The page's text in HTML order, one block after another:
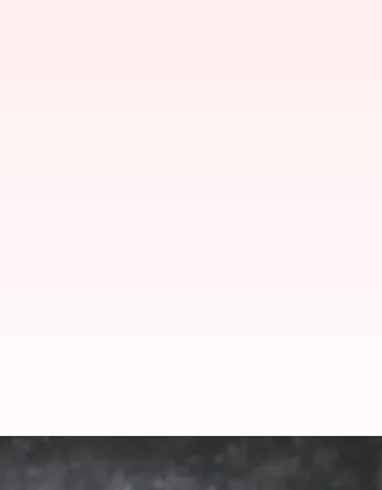
आलू से बनाए जा सकते हैं ये